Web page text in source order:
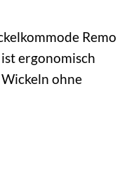
Remo
ergonomisch
ohne